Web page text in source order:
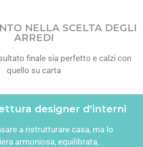
NELLA SCELTA DEGLI
ARREDI
finale sia perfetto e calzi con
quello su carta
designer d'interni
a ristrutturare casa, ma lo
armoniosa, equilibrata,